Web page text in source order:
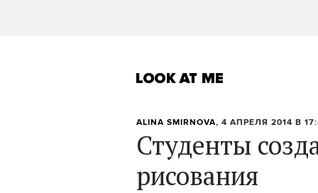
ALINA SMIRNOVA, 4 АПРЕЛЯ 2014 В
Студенты
рисования